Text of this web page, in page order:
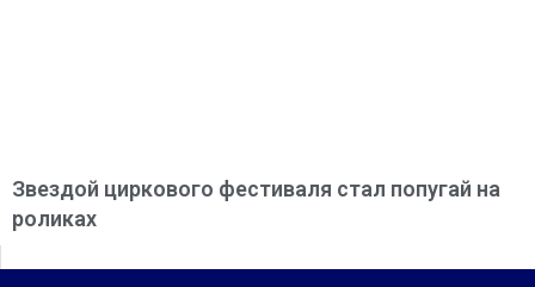
Звездой циркового фестиваля стал попугай на
роликах